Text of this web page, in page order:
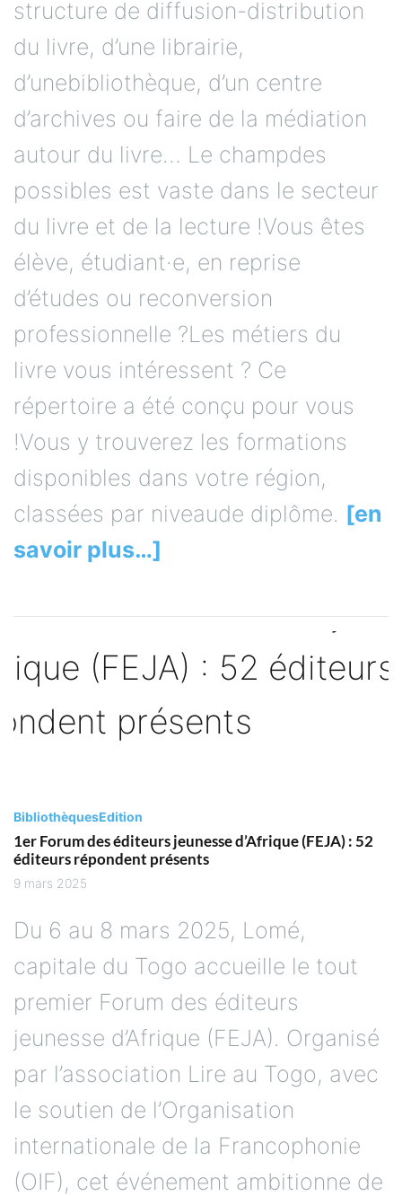
structure de diffusion-distribution
du livre, d’une librairie,
d’unebibliothèque, d’un centre
d’archives ou faire de la médiation
autour du livre… Le champdes
possibles est vaste dans le secteur
du livre et de la lecture !Vous êtes
élève, étudiant·e, en reprise
d’études ou reconversion
professionnelle ?Les métiers du
livre vous intéressent ? Ce
répertoire a été conçu pour vous
!Vous y trouverez les formations
disponibles dans votre région,
classées par niveaude diplôme. [en
savoir plus…]
BibliothèquesEdition
1er Forum des éditeurs jeunesse d’Afrique (FEJA) : 52
éditeurs répondent présents
9 mars 2025
Du 6 au 8 mars 2025, Lomé,
capitale du Togo accueille le tout
premier Forum des éditeurs
jeunesse d’Afrique (FEJA). Organisé
par l’association Lire au Togo, avec
le soutien de l’Organisation
internationale de la Francophonie
(OIF), cet événement ambitionne de